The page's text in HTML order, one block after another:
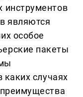
инструментов
являются
особое
пакеты
каких случаях